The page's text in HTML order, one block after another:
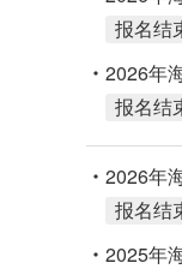
报名结
2026年
报名结
2026年
报名结
2025年